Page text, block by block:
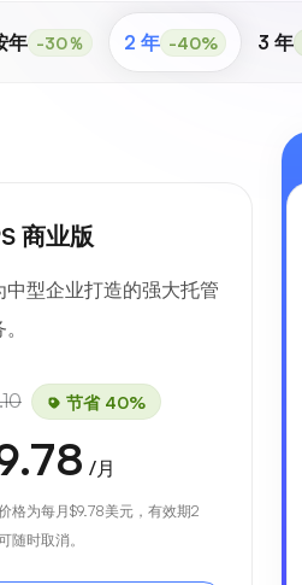
年 -30％ 2 年 -40% 3 年
商业版
中型企业打造的强大托管
节省 40%
/月
格为每月$9.78美元，有效期2
随时取消。